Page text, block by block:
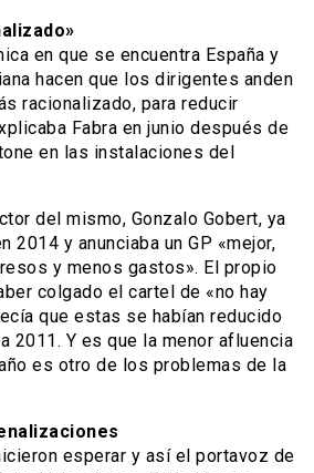
en que se encuentra España y
hacen que los dirigentes anden
racionalizado, para reducir
Fabra en junio después de
en las instalaciones del
del mismo, Gonzalo Gobert, ya
2014 y anunciaba un GP «mejor,
y menos gastos». El propio
colgado el cartel de «no hay
que estas se habían reducido
2011. Y es que la menor afluencia
es otro de los problemas de la
esperar y así el portavoz de